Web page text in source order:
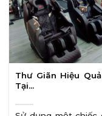
Thư Giãn Hiệu
Tại…